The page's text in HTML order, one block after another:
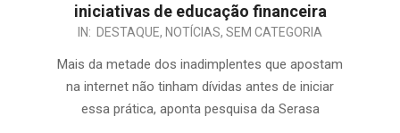
iniciativas de educação financeira
IN: DESTAQUE, NOTÍCIAS, SEM CATEGORIA
Mais da metade dos inadimplentes que apostam
na internet não tinham dívidas antes de iniciar
essa prática, aponta pesquisa da Serasa